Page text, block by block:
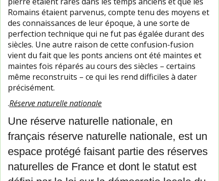
Romains étaient parvenus, compte tenu des moyens et
des connaissances de leur époque, à une sorte de
perfection technique qui ne fut pas égalée durant des
siècles. Une autre raison de cette confusion-fusion
vient du fait que les ponts anciens ont été maintes et
maintes fois réparés au cours des siècles – certains
même reconstruits – ce qui les rend difficiles à dater
précisément.
.Réserve naturelle nationale
Une réserve naturelle nationale, en
français réserve naturelle nationale, est un
espace protégé faisant partie des réserves
naturelles de France et dont le statut est